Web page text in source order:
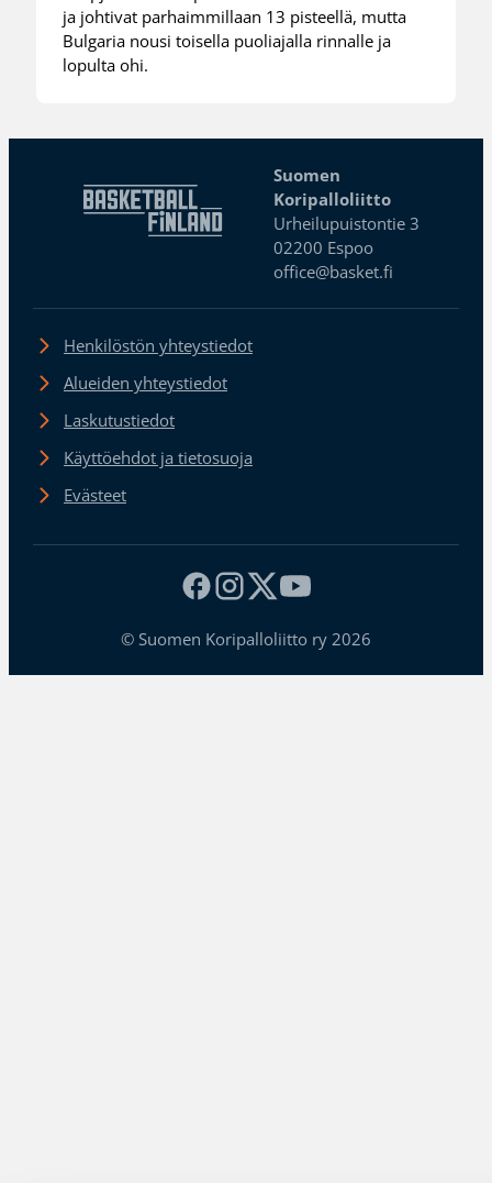
ja johtivat parhaimmillaan 13 pisteellä, mutta
Bulgaria nousi toisella puoliajalla rinnalle ja
lopulta ohi.
Suomen
Koripalloliitto
Urheilupuistontie 3
02200 Espoo
office@basket.fi
Henkilöstön yhteystiedot
Alueiden yhteystiedot
Laskutustiedot
Käyttöehdot ja tietosuoja
Evästeet
© Suomen Koripalloliitto ry 2026